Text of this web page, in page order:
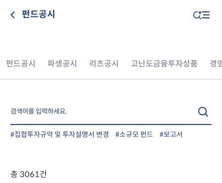
펀드공시
펀드공시 파생공시 리츠공시 고난도금융투자상품 경
#집합투자규약 및 투자설명서 변경 #소규모 펀드 #보고서
총 3061건